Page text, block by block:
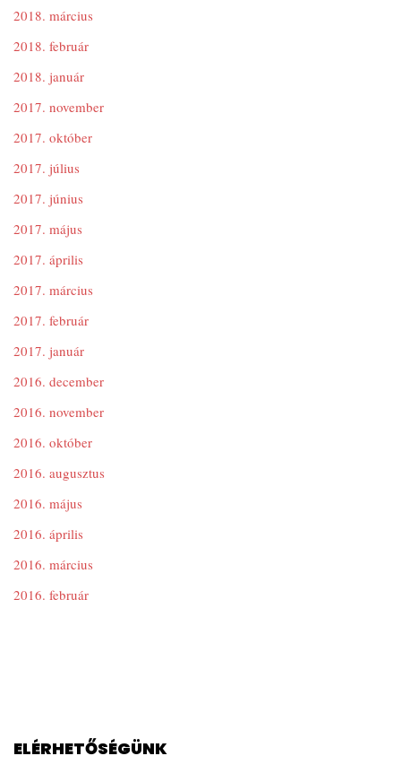
2018. március
2018. február
2018. január
2017. november
2017. október
2017. július
2017. június
2017. május
2017. április
2017. március
2017. február
2017. január
2016. december
2016. november
2016. október
2016. augusztus
2016. május
2016. április
2016. március
2016. február
ELÉRHETŐSÉGÜNK